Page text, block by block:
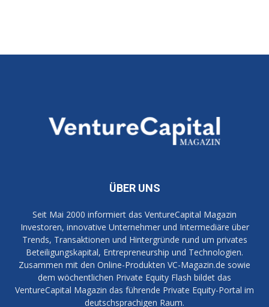
ÜBER UNS
Seit Mai 2000 informiert das VentureCapital Magazin
Investoren, innovative Unternehmer und Intermediäre über
Trends, Transaktionen und Hintergründe rund um privates
Beteiligungskapital, Entrepreneurship und Technologien.
Zusammen mit den Online-Produkten VC-Magazin.de sowie
dem wöchentlichen Private Equity Flash bildet das
VentureCapital Magazin das führende Private Equity-Portal im
deutschsprachigen Raum.